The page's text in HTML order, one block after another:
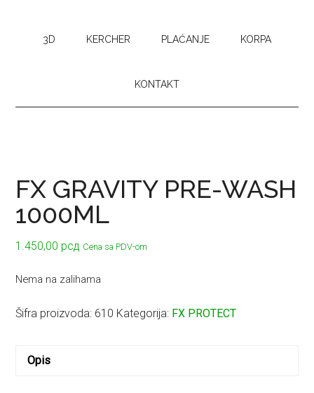
3D KERCHER PLAĆANJE KORPA
KONTAKT
FX GRAVITY PRE-WASH
1000ML
1.450,00 рсд Cena sa PDV-om
Nema na zalihama
Šifra proizvoda: 610 Kategorija: FX PROTECT
Opis